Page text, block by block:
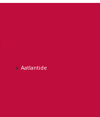
Aatlantide